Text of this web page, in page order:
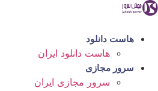
پرش
محتوا
هاست دانلود
هاست دانلود ایران
سرور مجازی
سرور مجازی ایران